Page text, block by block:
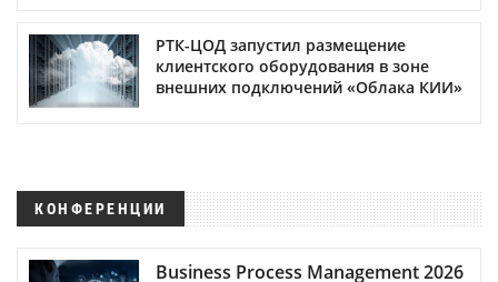
РТК-ЦОД запустил размещение
клиентского оборудования в зоне
внешних подключений «Облака КИИ»
КОНФЕРЕНЦИИ
Business Process Management 2026